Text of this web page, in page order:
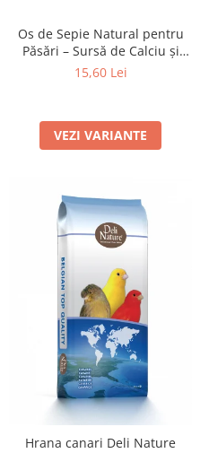
Os de Sepie Natural pentru
Păsări – Sursă de Calciu și
Minerale - 100 grame
15,60 Lei
VEZI VARIANTE
Hrana canari Deli Nature